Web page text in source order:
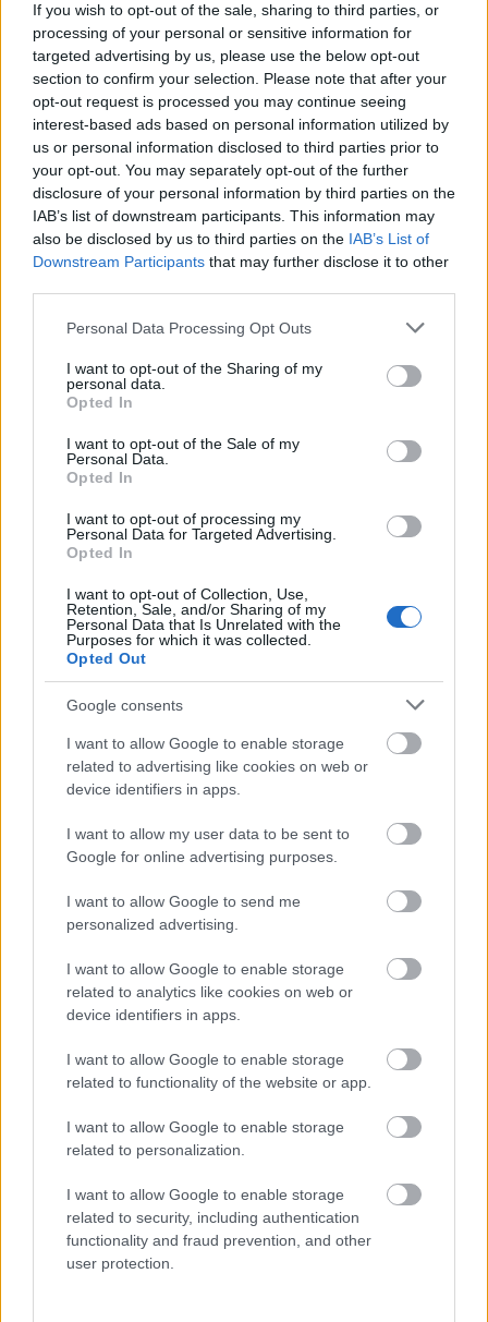
If you wish to opt-out of the sale, sharing to third parties, or
processing of your personal or sensitive information for
targeted advertising by us, please use the below opt-out
section to confirm your selection. Please note that after your
opt-out request is processed you may continue seeing
interest-based ads based on personal information utilized by
us or personal information disclosed to third parties prior to
your opt-out. You may separately opt-out of the further
disclosure of your personal information by third parties on the
IAB’s list of downstream participants. This information may
also be disclosed by us to third parties on the IAB’s List of
Downstream Participants that may further disclose it to other
Please note that this website/app uses one or more Google
not limited to your visit or usage behaviour. You may click to
grant or deny consent to Google and its third-party tags to
use your data for below specified purposes in below Google
consent section.
Personal Data Processing Opt Outs
I want to opt-out of the Sharing of my
personal data.
Opted In
I want to opt-out of the Sale of my
Personal Data.
Opted In
I want to opt-out of processing my
Personal Data for Targeted Advertising.
Opted In
I want to opt-out of Collection, Use,
Retention, Sale, and/or Sharing of my
Personal Data that Is Unrelated with the
Purposes for which it was collected.
Opted Out
Google consents
I want to allow Google to enable storage
related to advertising like cookies on web or
device identifiers in apps.
I want to allow my user data to be sent to
Google for online advertising purposes.
I want to allow Google to send me
personalized advertising.
I want to allow Google to enable storage
related to analytics like cookies on web or
device identifiers in apps.
I want to allow Google to enable storage
related to functionality of the website or app.
I want to allow Google to enable storage
related to personalization.
I want to allow Google to enable storage
related to security, including authentication
functionality and fraud prevention, and other
user protection.
nagyhangú, érdekorientált. A levéltáros a kisember,
akinek kiabálása nem hallatszik fel a trónszékig, aki
maga alatt vágja a fát, ha kiáll a sorból és beszélni
mer. Ferencben megtestesül a támogatott művész,
aki szerencsés háttérrel indulhat, aztán átlényegül a
szerelmessé, akinek mindennél fontosabb, hogy
megkaphassa választottját. Az elnök a részrehajló
értelmiségi, aki kiszolgálja a rendszert; a Szerkesztő
(Ács János) a sajtó, ami csak akkor beszél, ha érdeke
úgy kívánja és hallgat, ha megfizetik; a költő
(Dengyel Iván) meg az uralkodó(ka)t kiszolgáló
neveket…
„Hazudni kell a köz érdekében.”
Az egyetlen idealizált karaktert Haumann Péter
játssza. Ilyen ember a valóságban már talán nincs is,
hiszen minden szentnek maga felé hajlik a keze; a jó
lehetőségekért majdnem bárki sutba dobja a
lelkiismeretét; a szakmai alázat szinte ismeretlen;
Tudóshoz hasonló személyek magukra vannak
utalva és ilyen vagy olyan bukásuk elkerülhetetlen.
képregényben szereplő megbolondult katona között:
Mind a ketten egy századokkal korábban élt zsarnok
szellemével viaskodnak, akit valódinak látnak. Ha
legkülönlegesebb motívuma a zene , amit az azt
szerző Lajkó Félix jelképez. A hegedűs a semmiből,
az éjszaka közepén jelenik meg, elkezdi játszani
különös dallamait, és egyre biztosabb, hogy nem
valódi, csak a Tudós látja, csak ő hallja, és ahogy
lejjebb csúszik a kétségbeesésbe, úgy válik a dallam
bonyolultabbá, összetettebbé, mely végül a
végestáblista alatt teljesedik ki. A muzsika
egyébként egyre jobb lesz, kicsit nehéz megérteni az